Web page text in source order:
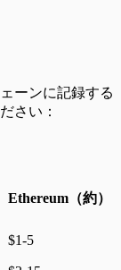
ーンに記録する
さい：
Ethereum（約）
$1-5